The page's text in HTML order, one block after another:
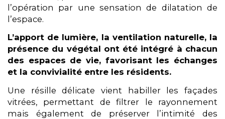
l’opération par une sensation de dilatation de
l’espace.
L’apport de lumière, la ventilation naturelle, la
présence du végétal ont été intégré à chacun
des espaces de vie, favorisant les échanges
et la convivialité entre les résidents.
Une résille délicate vient habiller les façades
vitrées, permettant de filtrer le rayonnement
mais également de préserver l’intimité des